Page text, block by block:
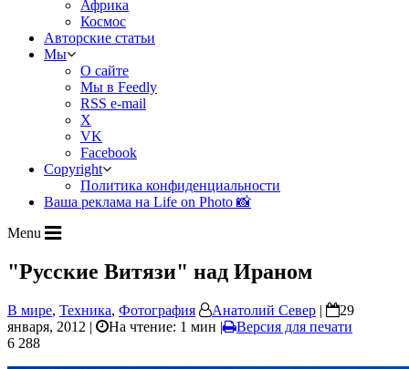
Африка
Космос
Авторские статьи
Мы
О сайте
Мы в Feedly
RSS e-mail
X
VK
Facebook
Copyright
Политика конфиденциальности
Ваша реклама на Life on Photo 📸
Menu
"Русские Витязи" над Ираном
В мире, Техника, Фотография Анатолий Север |
29
января, 2012 |
На чтение: 1 мин |
Версия для печати
6 288